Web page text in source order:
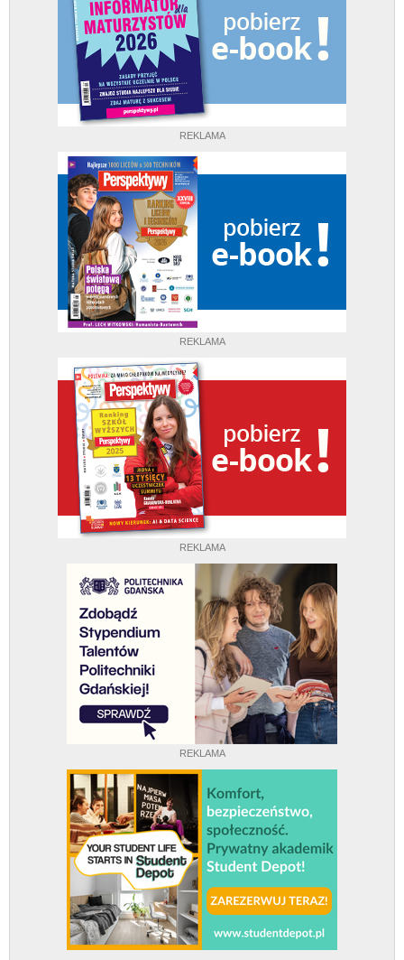
REKLAMA
REKLAMA
REKLAMA
REKLAMA